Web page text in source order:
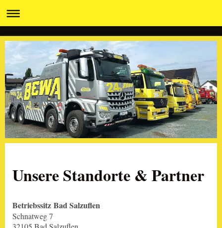
Unsere Standorte & Partner
Betriebssitz Bad Salzuflen
Schnatweg 7